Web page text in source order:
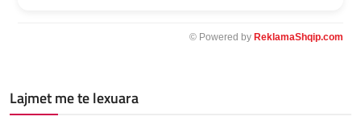
© Powered by ReklamaShqip.com
Lajmet me te lexuara